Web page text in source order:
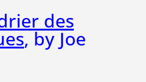
des
, by Joe